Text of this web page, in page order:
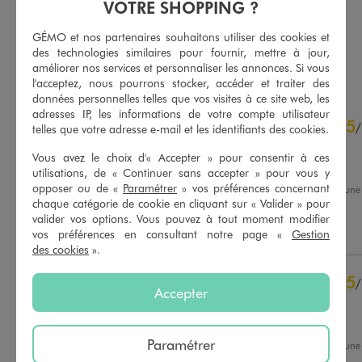
AJOUTER AU PANIER
5/5 de moyenne
AJOUTER AU PANIER
4.8/5
Basé sur121 avis soumis à un
contrôle
Voir tous les avis sur ce site
4
3
5/
Conforme
Avis du02/08/2026 , suite à
20/07/2026 parChristine M.
Signaler
5/
Parfait
, suite à
Maeva P.
VOTRE SHOPPING ?
GÉMO et nos partenaires souhaitons utiliser des cookies et
des technologies similaires pour fournir, mettre à jour,
améliorer nos services et personnaliser les annonces. Si vous
l'acceptez, nous pourrons stocker, accéder et traiter des
données personnelles telles que vos visites à ce site web, les
adresses IP, les informations de votre compte utilisateur
telles que votre adresse e-mail et les identifiants des cookies.
Vous avez le choix d'« Accepter » pour consentir à ces
utilisations, de « Continuer sans accepter » pour vous y
opposer ou de « Paramétrer » vos préférences concernant
chaque catégorie de cookie en cliquant sur « Valider » pour
valider vos options. Vous pouvez à tout moment modifier
vos préférences en consultant notre page « Gestion
des cookies ».
Accepter
Paramétrer